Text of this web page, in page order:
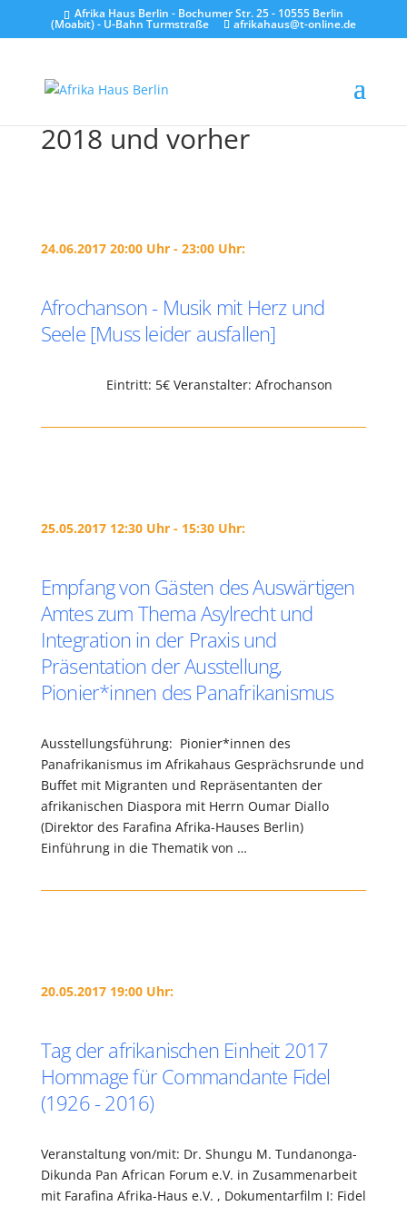
Afrika Haus Berlin - Bochumer Str. 25 - 10555 Berlin
(Moabit) - U-Bahn Turmstraße afrikahaus@t-online.de
2018 und vorher
24.06.2017 20:00 Uhr - 23:00 Uhr:
Afrochanson - Musik mit Herz und
Seele [Muss leider ausfallen]
Eintritt: 5€ Veranstalter: Afrochanson
25.05.2017 12:30 Uhr - 15:30 Uhr:
Empfang von Gästen des Auswärtigen
Amtes zum Thema Asylrecht und
Integration in der Praxis und
Präsentation der Ausstellung,
Pionier*innen des Panafrikanismus
Ausstellungsführung: Pionier*innen des
Panafrikanismus im Afrikahaus Gesprächsrunde und
Buffet mit Migranten und Repräsentanten der
afrikanischen Diaspora mit Herrn Oumar Diallo
(Direktor des Farafina Afrika-Hauses Berlin)
Einführung in die Thematik von …
20.05.2017 19:00 Uhr:
Tag der afrikanischen Einheit 2017
Hommage für Commandante Fidel
(1926 - 2016)
Veranstaltung von/mit: Dr. Shungu M. Tundanonga-
Dikunda Pan African Forum e.V. in Zusammenarbeit
mit Farafina Afrika-Haus e.V. , Dokumentarfilm I: Fidel